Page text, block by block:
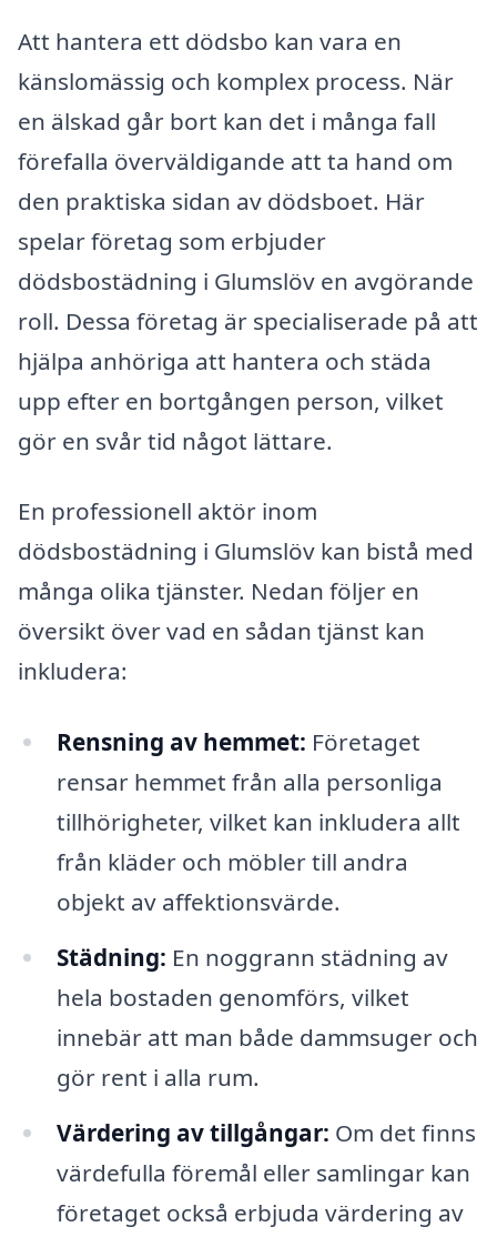
Att hantera ett dödsbo kan vara en
känslomässig och komplex process. När
en älskad går bort kan det i många fall
förefalla överväldigande att ta hand om
den praktiska sidan av dödsboet. Här
spelar företag som erbjuder
dödsbostädning i Glumslöv en avgörande
roll. Dessa företag är specialiserade på att
hjälpa anhöriga att hantera och städa
upp efter en bortgången person, vilket
gör en svår tid något lättare.
En professionell aktör inom
dödsbostädning i Glumslöv kan bistå med
många olika tjänster. Nedan följer en
översikt över vad en sådan tjänst kan
inkludera:
Rensning av hemmet: Företaget
rensar hemmet från alla personliga
tillhörigheter, vilket kan inkludera allt
från kläder och möbler till andra
objekt av affektionsvärde.
Städning: En noggrann städning av
hela bostaden genomförs, vilket
innebär att man både dammsuger och
gör rent i alla rum.
Värdering av tillgångar: Om det finns
värdefulla föremål eller samlingar kan
företaget också erbjuda värdering av